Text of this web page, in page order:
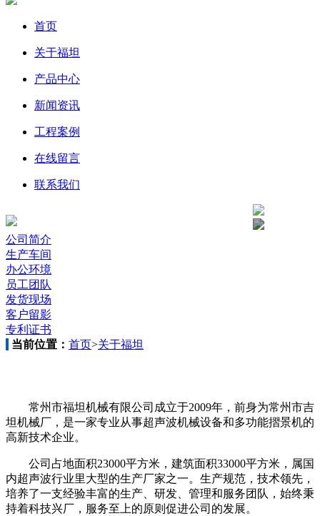
首页
关于福坦
产品中心
新闻资讯
工程案例
在线留言
联系我们
公司简介
生产车间
办公环境
员工团队
发货现场
客户留影
专利证书
当前位置： 首页>关于福坦
常州市福坦机械有限公司成立于2009年，前身为常州市吉
坦机械厂，是一家专业从事超声波机械设备和多功能摺景机的
高新技术企业。
公司占地面积23000平方米，建筑面积33000平方米，属国
内超声波行业里大型的生产厂家之一。生产规范，技术领先，
培养了一支经验丰富的生产、研发、管理和服务团队，始终秉
持着科技兴厂，服务至上的原则促进公司的发展。